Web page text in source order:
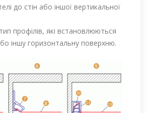
до стін або іншої вертикальної
профілів, які встановлюються
іншу горизонтальну поверхню.